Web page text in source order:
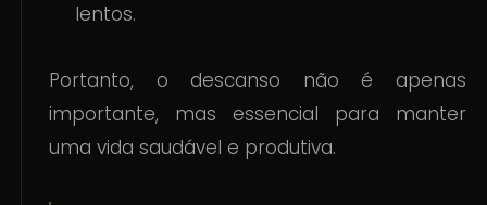
lentos.
Portanto, o descanso não é apenas
importante, mas essencial para manter
uma vida saudável e produtiva.